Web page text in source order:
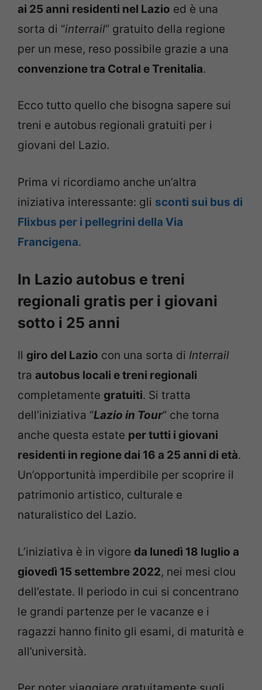
ai 25 anni residenti nel Lazio ed è una
sorta di “interrail” gratuito della regione
per un mese, reso possibile grazie a una
convenzione tra Cotral e Trenitalia.
Ecco tutto quello che bisogna sapere sui
treni e autobus regionali gratuiti per i
giovani del Lazio.
Prima vi ricordiamo anche un’altra
iniziativa interessante: gli sconti sui bus di
Flixbus per i pellegrini della Via
Francigena.
In Lazio autobus e treni
regionali gratis per i giovani
sotto i 25 anni
Il giro del Lazio con una sorta di Interrail
tra autobus locali e treni regionali
completamente gratuiti. Si tratta
dell’iniziativa “Lazio in Tour” che torna
anche questa estate per tutti i giovani
residenti in regione dai 16 a 25 anni di età.
Un’opportunità imperdibile per scoprire il
patrimonio artistico, culturale e
naturalistico del Lazio.
L’iniziativa è in vigore da lunedì 18 luglio a
giovedì 15 settembre 2022, nei mesi clou
dell’estate. Il periodo in cui si concentrano
le grandi partenze per le vacanze e i
ragazzi hanno finito gli esami, di maturità e
all’università.